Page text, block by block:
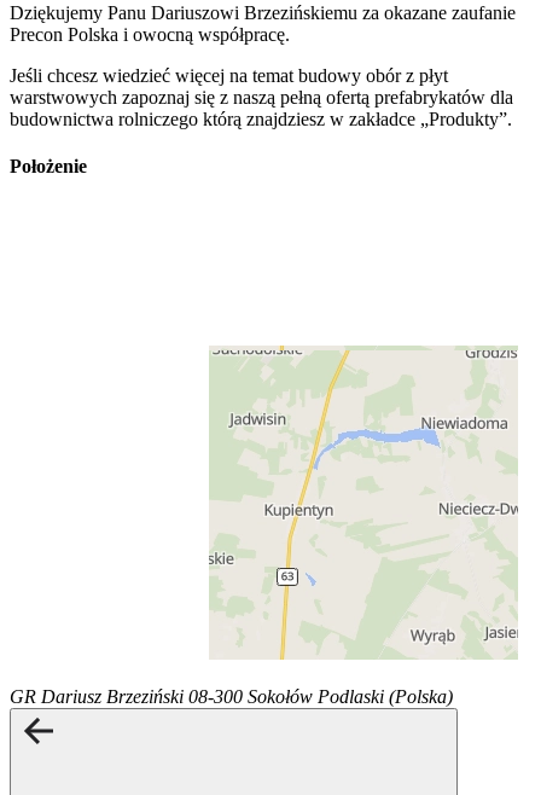
Dziękujemy Panu Dariuszowi Brzezińskiemu za okazane zaufanie
Precon Polska i owocną współpracę.
Jeśli chcesz wiedzieć więcej na temat budowy obór z płyt
warstwowych zapoznaj się z naszą pełną ofertą prefabrykatów dla
budownictwa rolniczego którą znajdziesz w zakładce „Produkty”.
Położenie
GR Dariusz Brzeziński 08-300 Sokołów Podlaski (Polska)